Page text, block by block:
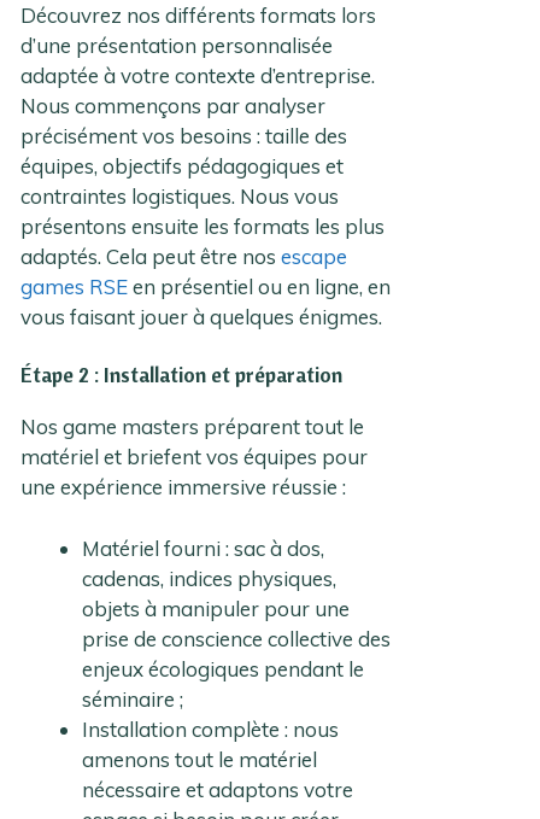
Découvrez nos différents formats lors
d’une présentation personnalisée
adaptée à votre contexte d’entreprise.
Nous commençons par analyser
précisément vos besoins : taille des
équipes, objectifs pédagogiques et
contraintes logistiques. Nous vous
présentons ensuite les formats les plus
adaptés. Cela peut être nosescape
games RSEen présentiel ou en ligne, en
vous faisant jouer à quelques énigmes.
Étape 2 : Installation et préparation
Nos game masters préparent tout le
matériel et briefent vos équipes pour
une expérience immersive réussie :
Matériel fourni : sac à dos,
cadenas, indices physiques,
objets à manipuler pour une
prise de conscience collective des
enjeux écologiques pendant le
séminaire ;
Installation complète : nous
amenons tout le matériel
nécessaire et adaptons votre